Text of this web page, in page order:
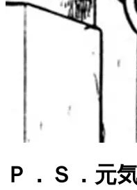
Ｐ．Ｓ．元